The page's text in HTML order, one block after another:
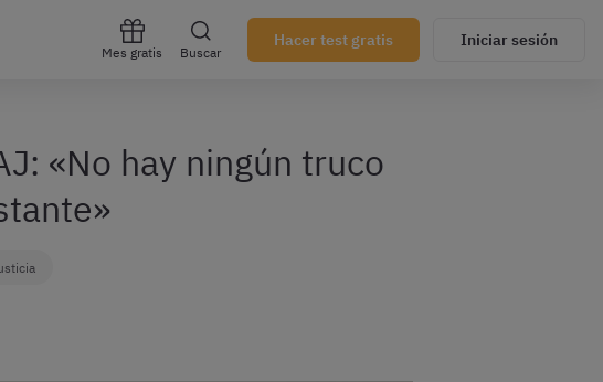
Mes gratis Buscar
Hacer test gratis Iniciar sesión
«No hay ningún truco